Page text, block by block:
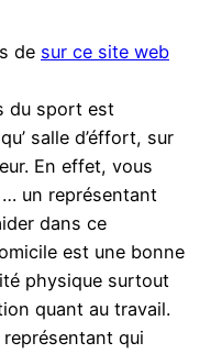
de sur ce site web
du sport est
salle d’éffort, sur
En effet, vous
un représentant
dans ce
est une bonne
physique surtout
quant au travail.
représentant qui